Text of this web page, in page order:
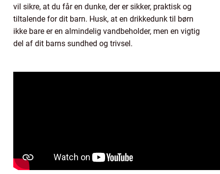
vil sikre, at du får en dunke, der er sikker, praktisk og
tiltalende for dit barn. Husk, at en drikkedunk til børn
ikke bare er en almindelig vandbeholder, men en vigtig
del af dit barns sundhed og trivsel.